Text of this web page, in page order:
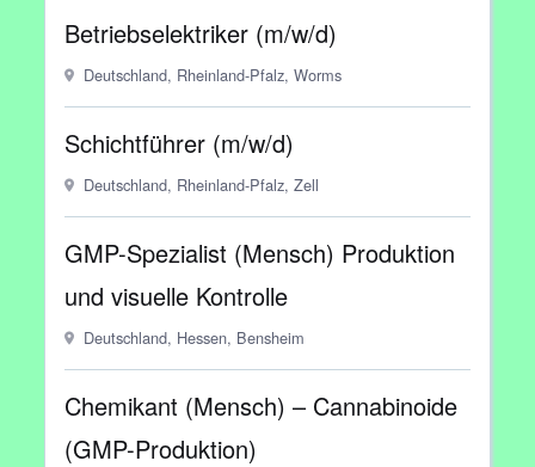
Betriebselektriker (m/w/d)
Deutschland, Rheinland-Pfalz, Worms
Schichtführer (m/w/d)
Deutschland, Rheinland-Pfalz, Zell
GMP-Spezialist (Mensch) Produktion
und visuelle Kontrolle
Deutschland, Hessen, Bensheim
Chemikant (Mensch) – Cannabinoide
(GMP-Produktion)